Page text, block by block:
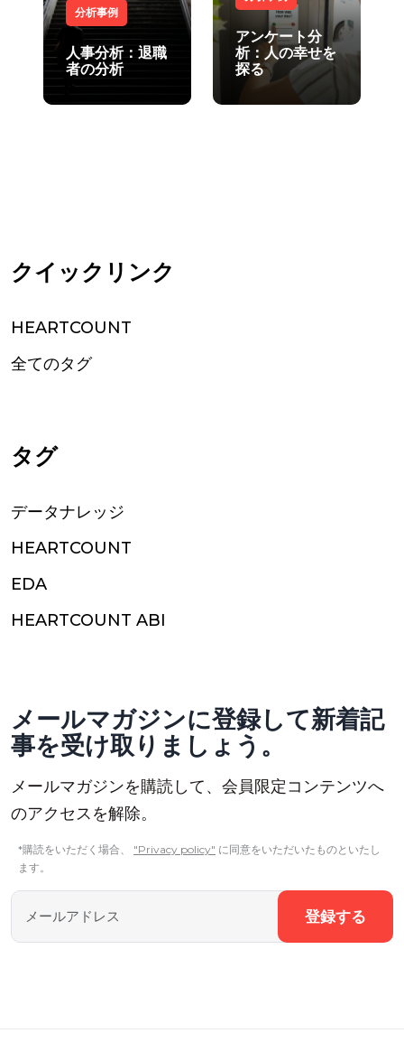
分析事例
人事分析：退職
者の分析
アンケート分
析：人の幸せを
探る
クイックリンク
HEARTCOUNT
全てのタグ
タグ
データナレッジ
HEARTCOUNT
EDA
HEARTCOUNT ABI
メールマガジンに登録して新着記
事を受け取りましょう。
メールマガジンを購読して、会員限定コンテンツへ
のアクセスを解除。
*購読をいただく場合、 "Privacy policy" に同意をいただいたものといたし
ます。
登録する